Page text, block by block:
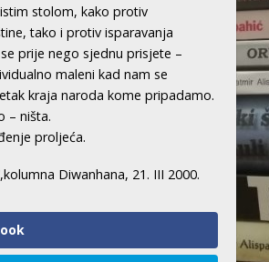
stolom, kako protiv
tako i protiv isparavanja
prije nego sjednu prisjete –
maleni kad nam se
kraja naroda kome pripadamo.
– ništa.
proljeća.
Diwanhana, 21. III 2000.